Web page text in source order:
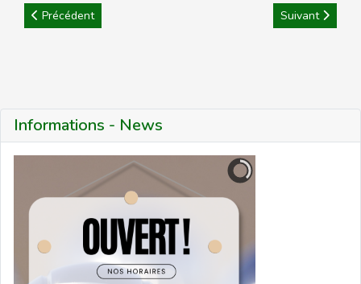
Informations - News
Article précédent : Résultats en direct : Championnats de
Précédent Article suivant :
Suivant